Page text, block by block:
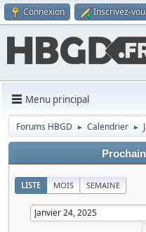
Connexion Inscrivez-
Menu principal
Forums HBGD ► Calendrier ►
LISTE MOIS SEMAINE